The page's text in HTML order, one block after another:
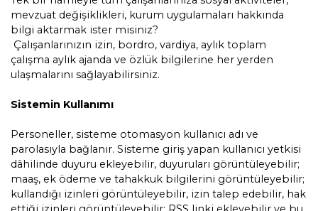
mevzuat değişiklikleri, kurum uygulamaları hakkında
bilgi aktarmak ister misiniz?
Çalışanlarınızın izin, bordro, vardiya, aylık toplam
çalışma aylık ajanda ve özlük bilgilerine her yerden
ulaşmalarını sağlayabilirsiniz.
Sistemin Kullanımı
Personeller, sisteme otomasyon kullanıcı adı ve
parolasıyla bağlanır. Sisteme giriş yapan kullanıcı yetkisi
dâhilinde duyuru ekleyebilir, duyuruları görüntüleyebilir;
maaş, ek ödeme ve tahakkuk bilgilerini görüntüleyebilir;
kullandığı izinleri görüntüleyebilir, izin talep edebilir, hak
AKGÜN İnsan Kaynakları Bilgi Yönetim
Sistemi
AKGÜN Personel Devam Kontrol
Sistemi
Takip Sistemi
AK ERP-CRM İş Yönetim Sistemi
AKGÜN Dijital Kurum Çözümleri